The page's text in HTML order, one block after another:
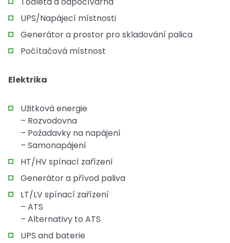
UPS/Napájecí místnosti
Generátor a prostor pro skladování palica
Počítačová místnost
Elektrika
Užitková energie
– Rozvodovna
– Požadavky na napájení
– Samonapájení
HT/HV spínací zařízení
Generátor a přívod paliva
LT/LV spínací zařízení
– ATS
– Alternativy to ATS
UPS and baterie